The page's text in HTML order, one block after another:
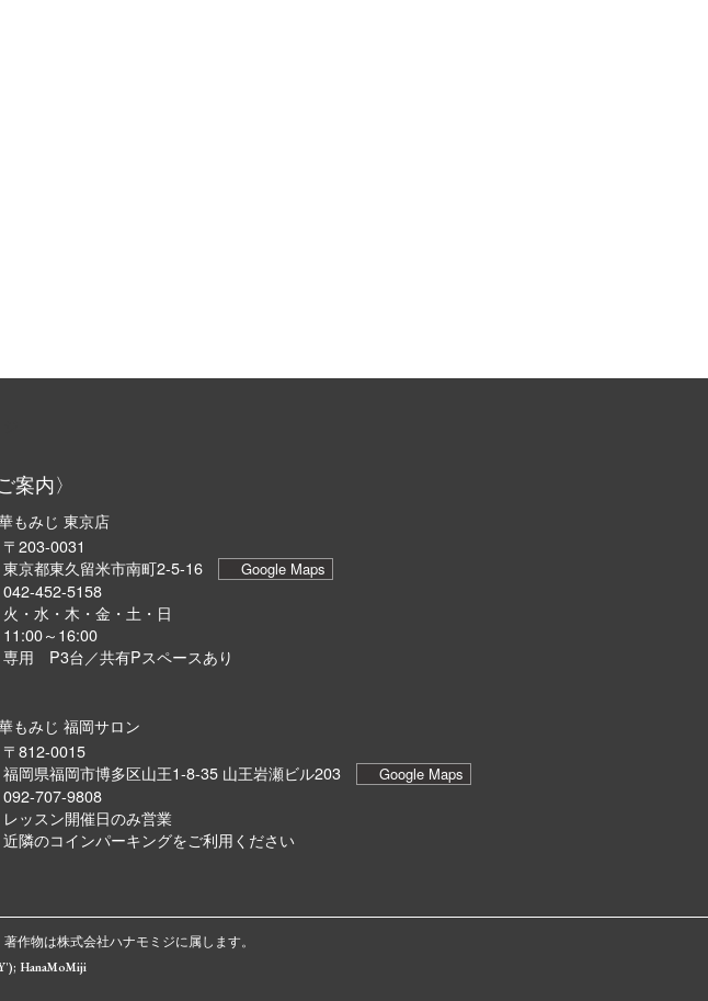
案内〉
もみじ 東京店
〒203-0031
東京都東久留米市南町2-5-16
Google Maps
042-452-5158
火・水・木・金・土・日
11:00～16:00
専用 P3台／共有Pスペースあり
もみじ 福岡サロン
〒812-0015
福岡県福岡市博多区山王1-8-35 山王岩瀬ビル203
Google Maps
092-707-9808
レッスン開催日のみ営業
近隣のコインパーキングをご利用ください
作物は株式会社ハナモミジに属します。
HanaMoMiji